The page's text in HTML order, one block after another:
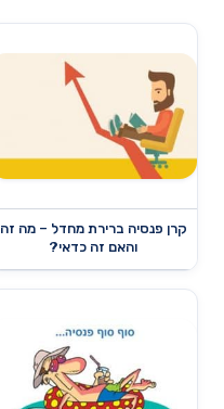
קרן פנסיה ברירת מחדל – מה זה
והאם זה כדאי?